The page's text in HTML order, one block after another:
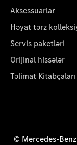
Aksessuarlar
Həyat tərz
Servis paketləri
Orijinal hissələr
Təlimat Kitabçaları
© Mercedes-